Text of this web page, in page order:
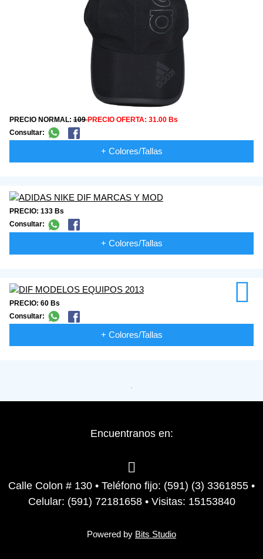
PRECIO NORMAL: 109PRECIO OFERTA: 31.00 Bs
Consultar:
+ Colores/Tallas
PRECIO: 133 Bs
Consultar:
+ Colores/Tallas
PRECIO: 60 Bs
Consultar:
+ Colores/Tallas
Encuentranos en:
Calle Colon # 130 • Teléfono fijo: (591) (3) 3361855 •
Celular: (591) 72181658 • Visitas: 15153840
Powered by Bits Studio